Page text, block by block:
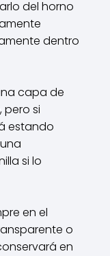
del horno
dentro
capa de
pero si
estando
si lo
en el
o
en